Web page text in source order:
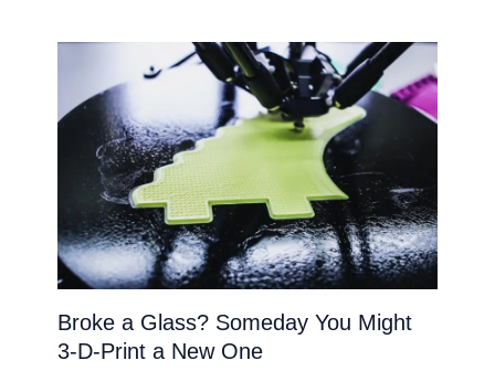
Broke a Glass? Someday You Might
3-D-Print a New One